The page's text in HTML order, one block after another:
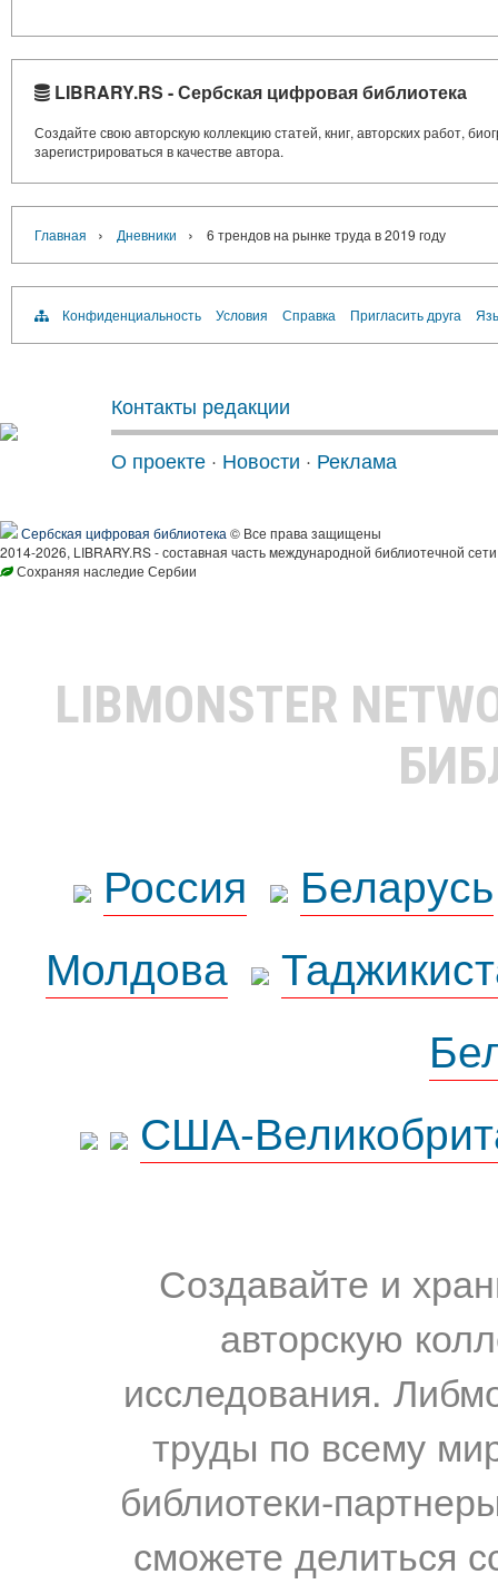
LIBRARY.RS - Сербская цифровая библиотека
Создайте свою авторскую коллекцию статей, книг, авторских работ,
зарегистрироваться в качестве автора.
Главная › Дневники › 6 трендов на рынке труда в 2019 году
Конфиденциальность Условия Справка Пригласить друга
Контакты редакции
О проекте · Новости · Реклама
Сербская цифровая библиотека © Все права защищены
2014-2026, LIBRARY.RS - составная часть международной библиотечной
Сохраняя наследие Сербии
LIBMONSTER
Россия
Беларусь
Молдова
США-
Создавайте и
авторскую
исследования.
труды по всему
библиотеки-
сможете делиться